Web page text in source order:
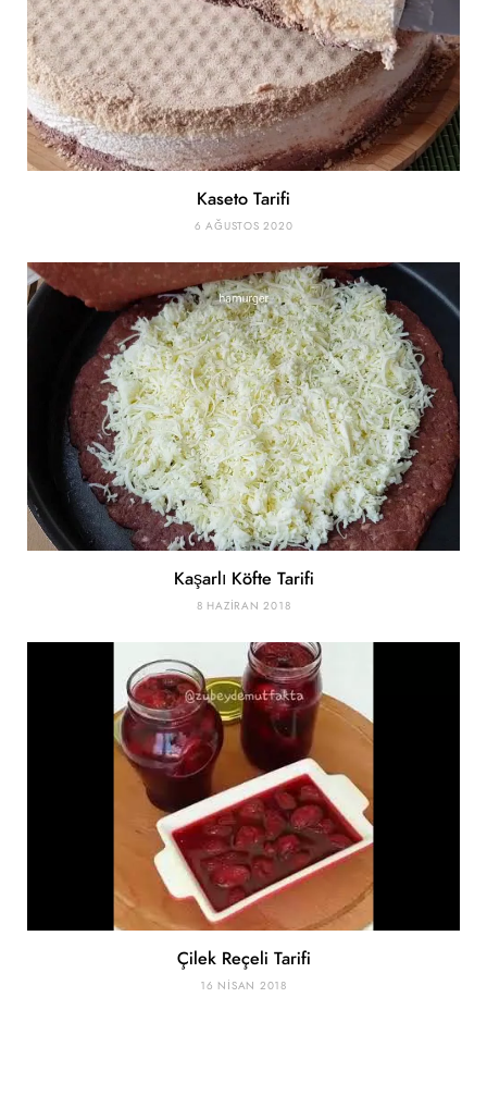
Kaseto Tarifi
6 AĞUSTOS 2020
Kaşarlı Köfte Tarifi
8 HAZIRAN 2018
Çilek Reçeli Tarifi
16 NISAN 2018